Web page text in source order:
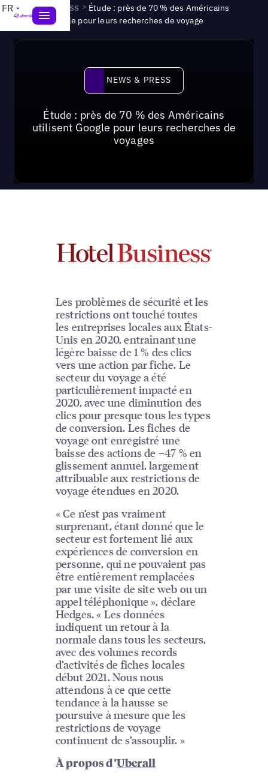
FR News & Press > Étude : près de 70 % des Américains
utilisent Google pour leurs recherches de voyage
News & Press
NEWS & PRESS
Étude : près de 70 % des Américains
utilisent Google pour leurs recherches de
voyages
Les problèmes de sécurité et les
restrictions ont touché toutes
les entreprises locales aux États-
Unis en 2020, entraînant une
légère baisse de 1 % des clics
vers une action par fiche. Le
secteur du voyage a été
particulièrement impacté en
2020, avec une diminution des
clics pour presque tous les types
de conversion. Les fiches de
voyage ont enregistré une
baisse des actions de –47 % en
glissement annuel, largement
attribuable aux restrictions de
voyage étendues en 2020.
« Ce n’est pas vraiment
surprenant, étant donné que le
secteur est fortement lié aux
expériences de conversion en
personne, qui ne pouvaient pas
être entièrement remplacées
par une visite de site web ou un
appel téléphonique », déclare
Hedges. « Les données
indiquent un retour à la
normale dans tous les secteurs,
avec des volumes records
d’activités de fiches locales
début 2021. Nous nous
attendons à ce que cette
tendance à la hausse se
poursuive à mesure que les
restrictions de voyage
continuent de s’assouplir. »
À propos d’Uberall